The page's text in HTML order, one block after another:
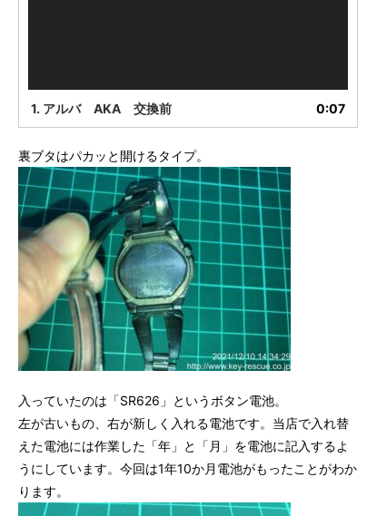
1. アルバ AKA 交換前 0:07
裏ブタはパカッと開けるタイプ。
入っていたのは「SR626」というボタン電池。
左が古いもの、右が新しく入れる電池です。当店で入れ替
えた電池には作業した「年」と「月」を電池に記入するよ
うにしています。今回は1年10か月電池がもったことがわか
ります。